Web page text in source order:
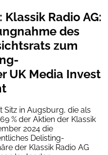
: Klassik Radio AG:
des
zum
UK Media Invest
Sitz in Augsburg, die als
% der Aktien der Klassik
2024 die
Delisting-
der Klassik Radio AG